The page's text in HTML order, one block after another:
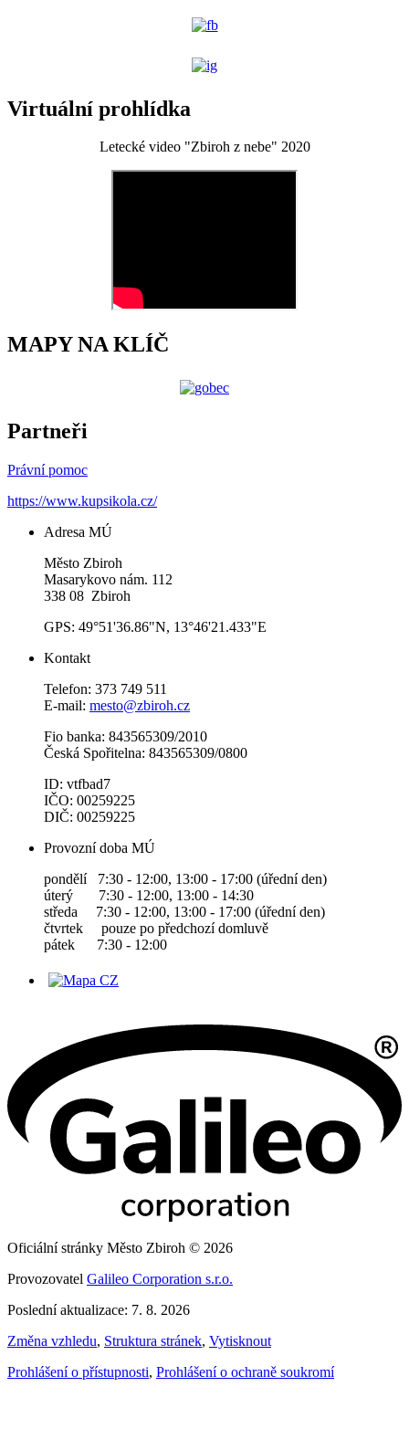
Virtuální prohlídka
Letecké video "Zbiroh z nebe" 2020
MAPY NA KLÍČ
Partneři
Právní pomoc
https://www.kupsikola.cz/
Adresa MÚ
Město Zbiroh
Masarykovo nám. 112
338 08 Zbiroh
GPS: 49°51'36.86"N, 13°46'21.433"E
Kontakt
Telefon: 373 749 511
E-mail: mesto@zbiroh.cz
Fio banka: 843565309/2010
Česká Spořitelna: 843565309/0800
ID: vtfbad7
IČO: 00259225
DIČ: 00259225
Provozní doba MÚ
pondělí 7:30 - 12:00, 13:00 - 17:00 (úřední den)
úterý 7:30 - 12:00, 13:00 - 14:30
středa 7:30 - 12:00, 13:00 - 17:00 (úřední den)
čtvrtek pouze po předchozí domluvě
pátek 7:30 - 12:00
Oficiální stránky Město Zbiroh © 2026
Provozovatel Galileo Corporation s.r.o.
Poslední aktualizace: 7. 8. 2026
Změna vzhledu, Struktura stránek, Vytisknout
Prohlášení o přístupnosti, Prohlášení o ochraně soukromí